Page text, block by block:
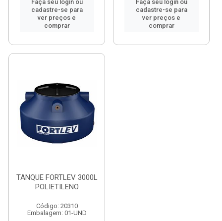
Faça seu login ou
cadastre-se para
ver preços e
comprar
Faça seu login ou
cadastre-se para
ver preços e
comprar
TANQUE FORTLEV 3000L
POLIETILENO
Código: 20310
Embalagem: 01-UND